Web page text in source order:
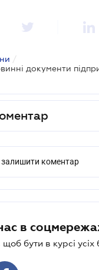
/
залишити коментар
в
щоб бути в курсі усіх